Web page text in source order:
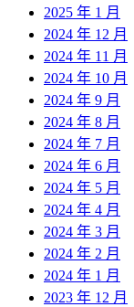
2025 年 1 月
2024 年 12 月
2024 年 11 月
2024 年 10 月
2024 年 9 月
2024 年 8 月
2024 年 7 月
2024 年 6 月
2024 年 5 月
2024 年 4 月
2024 年 3 月
2024 年 2 月
2024 年 1 月
2023 年 12 月